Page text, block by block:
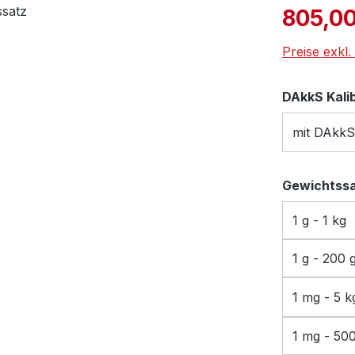
Preise
DAkkS
mit DAkkS
1 g - 1 kg
1 g - 200
1 mg - 5
1 mg -